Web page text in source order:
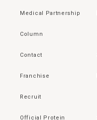
Medical Partnership
Column
Contact
Franchise
Recruit
Official Protein